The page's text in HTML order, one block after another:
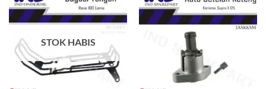
Tambahkan
ke Wishlist
STOK HABIS
Tambahkan
ke Wishlist